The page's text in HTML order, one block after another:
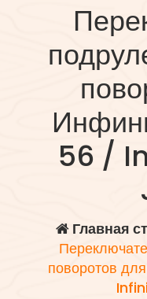
56 /
Главная
поворотов